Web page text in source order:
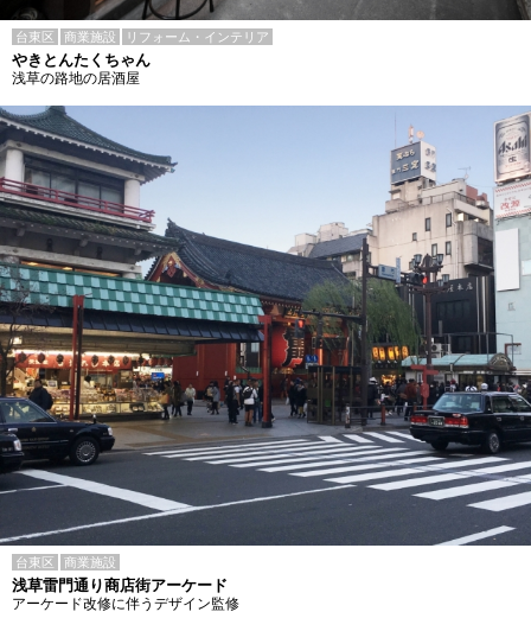
台東区 商業施設 リフォーム・インテリア
やきとんたくちゃん
浅草の路地の居酒屋
台東区 商業施設
浅草雷門通り商店街アーケード
アーケード改修に伴うデザイン監修